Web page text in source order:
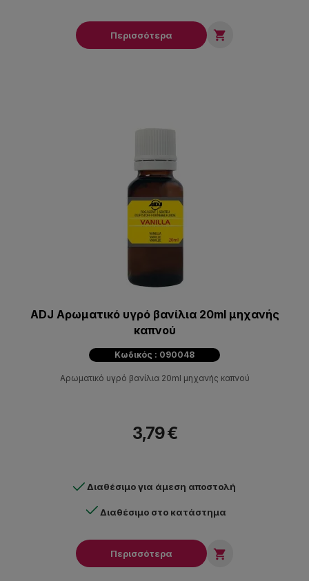
Περισσότερα 
ADJ Αρωματικό υγρό βανίλια 20ml μηχανής
καπνού
Κωδικός : 090048
Αρωματικό υγρό βανίλια 20ml μηχανής καπνού
3,79 €
Διαθέσιμο για άμεση αποστολή
Διαθέσιμο στο κατάστημα
Περισσότερα 